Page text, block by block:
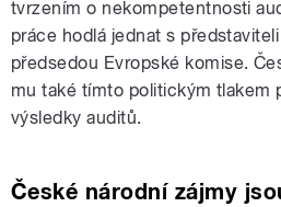
tvrzením o nekompetentnosti
práce hodlá jednat s
předsedou Evropské komise.
mu také tímto politickým tlakem
výsledky auditů.
České národní zájmy